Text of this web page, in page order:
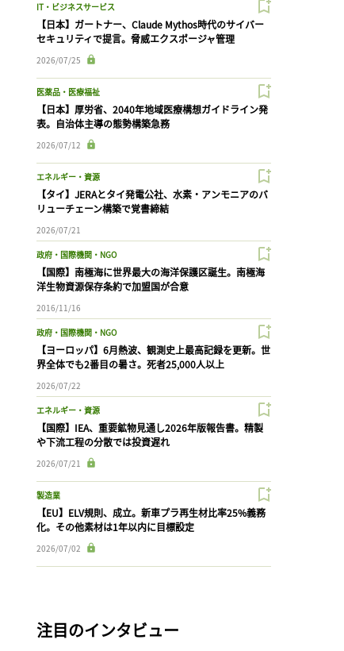
IT・ビジネスサービス
【日本】ガートナー、Claude Mythos時代のサイバー
セキュリティで提言。脅威エクスポージャ管理
2026/07/25
医薬品・医療福祉
【日本】厚労省、2040年地域医療構想ガイドライン発
表。自治体主導の態勢構築急務
2026/07/12
エネルギー・資源
【タイ】JERAとタイ発電公社、水素・アンモニアのバ
リューチェーン構築で覚書締結
2026/07/21
政府・国際機関・NGO
【国際】南極海に世界最大の海洋保護区誕生。南極海
洋生物資源保存条約で加盟国が合意
2016/11/16
政府・国際機関・NGO
【ヨーロッパ】6月熱波、観測史上最高記録を更新。世
界全体でも2番目の暑さ。死者25,000人以上
2026/07/22
エネルギー・資源
【国際】IEA、重要鉱物見通し2026年版報告書。精製
や下流工程の分散では投資遅れ
2026/07/21
製造業
【EU】ELV規則、成立。新車プラ再生材比率25%義務
化。その他素材は1年以内に目標設定
2026/07/02
注目のインタビュー